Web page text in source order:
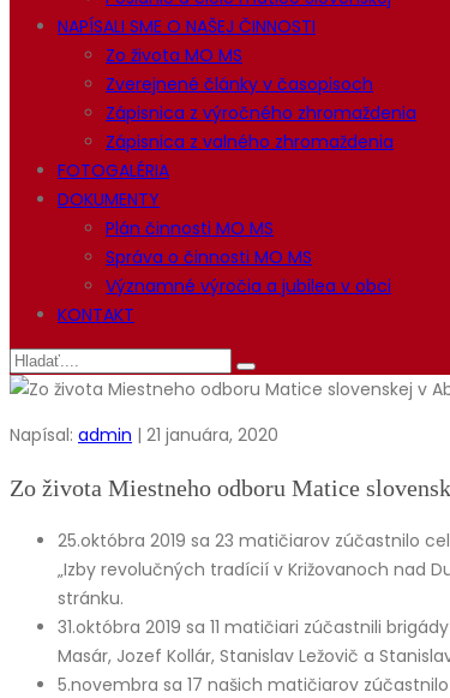
NAPÍSALI SME O NAŠEJ ČINNOSTI
Zo života MO MS
Zverejnené články v časopisoch
Zápisnica z výročného zhromaždenia
Zápisnica z valného zhromaždenia
FOTOGALÉRIA
DOKUMENTY
Plán činnosti MO MS
Správa o činnosti MO MS
Významné výročia a jubilea v obci
KONTAKT
Napísal: admin | 21 januára, 2020
Zo života Miestneho odboru Matice
25.októbra 2019 sa 23 matičiarov zúčastnilo
„Izby revolučných tradícií v Križovanoch nad
stránku.
31.októbra 2019 sa 11 matičiari zúčastnili
Masár, Jozef Kollár, Stanislav Ležovič a
5.novembra sa 17 našich matičiarov